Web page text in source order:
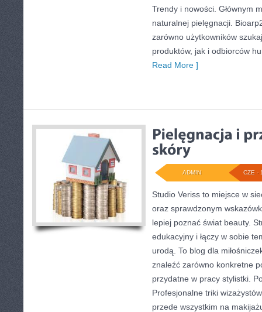
Trendy i nowości. Głównym
naturalnej pielęgnacji.
zarówno użytkowników
produktów, jak i odbiorców
Read More ]
CZE -
ADMIN
Studio Veriss to miejsce w
oraz sprawdzonym
lepiej poznać świat beauty.
edukacyjny i łączy w sobie
urodą. To blog dla
znaleźć zarówno konkretne
przydatne w pracy stylistki.
Profesjonalne triki
przede wszystkim na